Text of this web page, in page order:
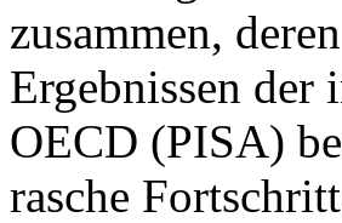
zusammen,
Ergebnissen der
OECD (PISA)
rasche